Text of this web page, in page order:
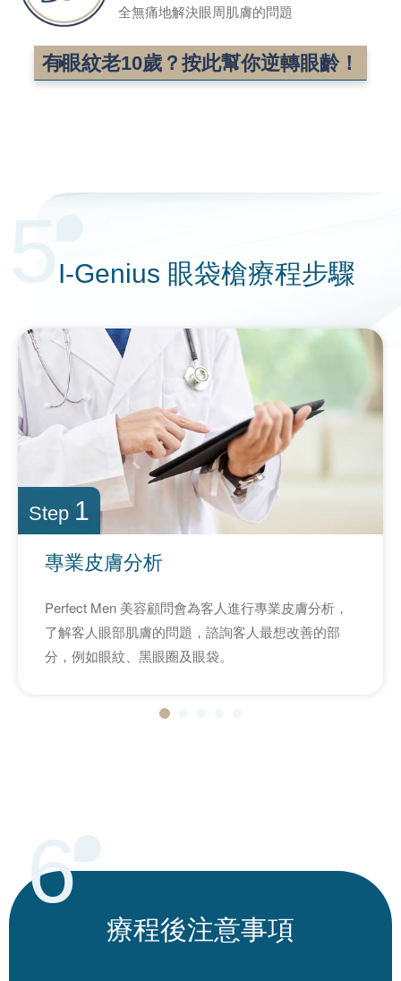
全無痛地解決眼周肌膚的問題
有眼紋老10歲？ 按此幫你逆轉眼齡！
I-Genius 眼袋槍療程步驟
Step 1
專業皮膚分析
Perfect Men 美容顧問會為客人進行專業皮膚分析，
了解客人眼部肌膚的問題，諮詢客人最想改善的部
分，例如眼紋、黑眼圈及眼袋。
6
療程後注意事項